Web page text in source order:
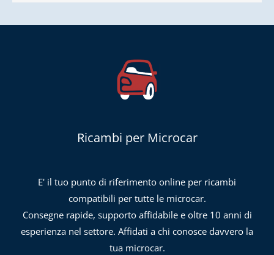
Ricambi per Microcar
E' il tuo punto di riferimento online per ricambi
compatibili per tutte le microcar.
Consegne rapide, supporto affidabile e oltre 10 anni di
esperienza nel settore. Affidati a chi conosce davvero la
tua microcar.